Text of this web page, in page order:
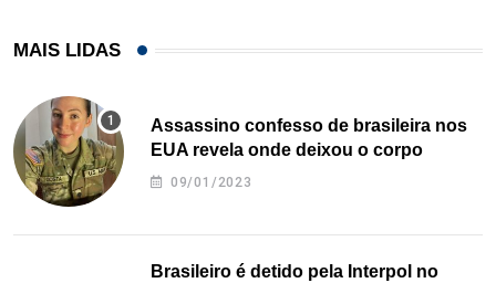
MAIS LIDAS
Assassino confesso de brasileira nos
EUA revela onde deixou o corpo
09/01/2023
Brasileiro é detido pela Interpol no